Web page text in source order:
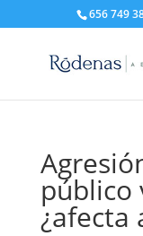
656 749
público
¿afecta